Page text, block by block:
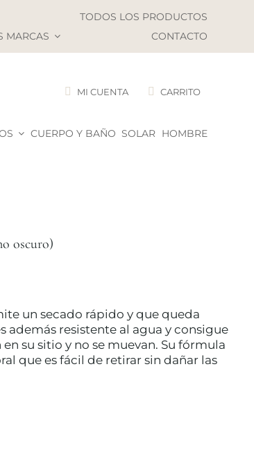
TODOS LOS PRODUCTOS
MARCAS
CONTACTO
MI CUENTA CARRITO
CUERPO Y BAÑO SOLAR HOMBRE
oscuro)
un secado rápido y que queda
además resistente al agua y consigue
su sitio y no se muevan. Su fórmula
que es fácil de retirar sin dañar las